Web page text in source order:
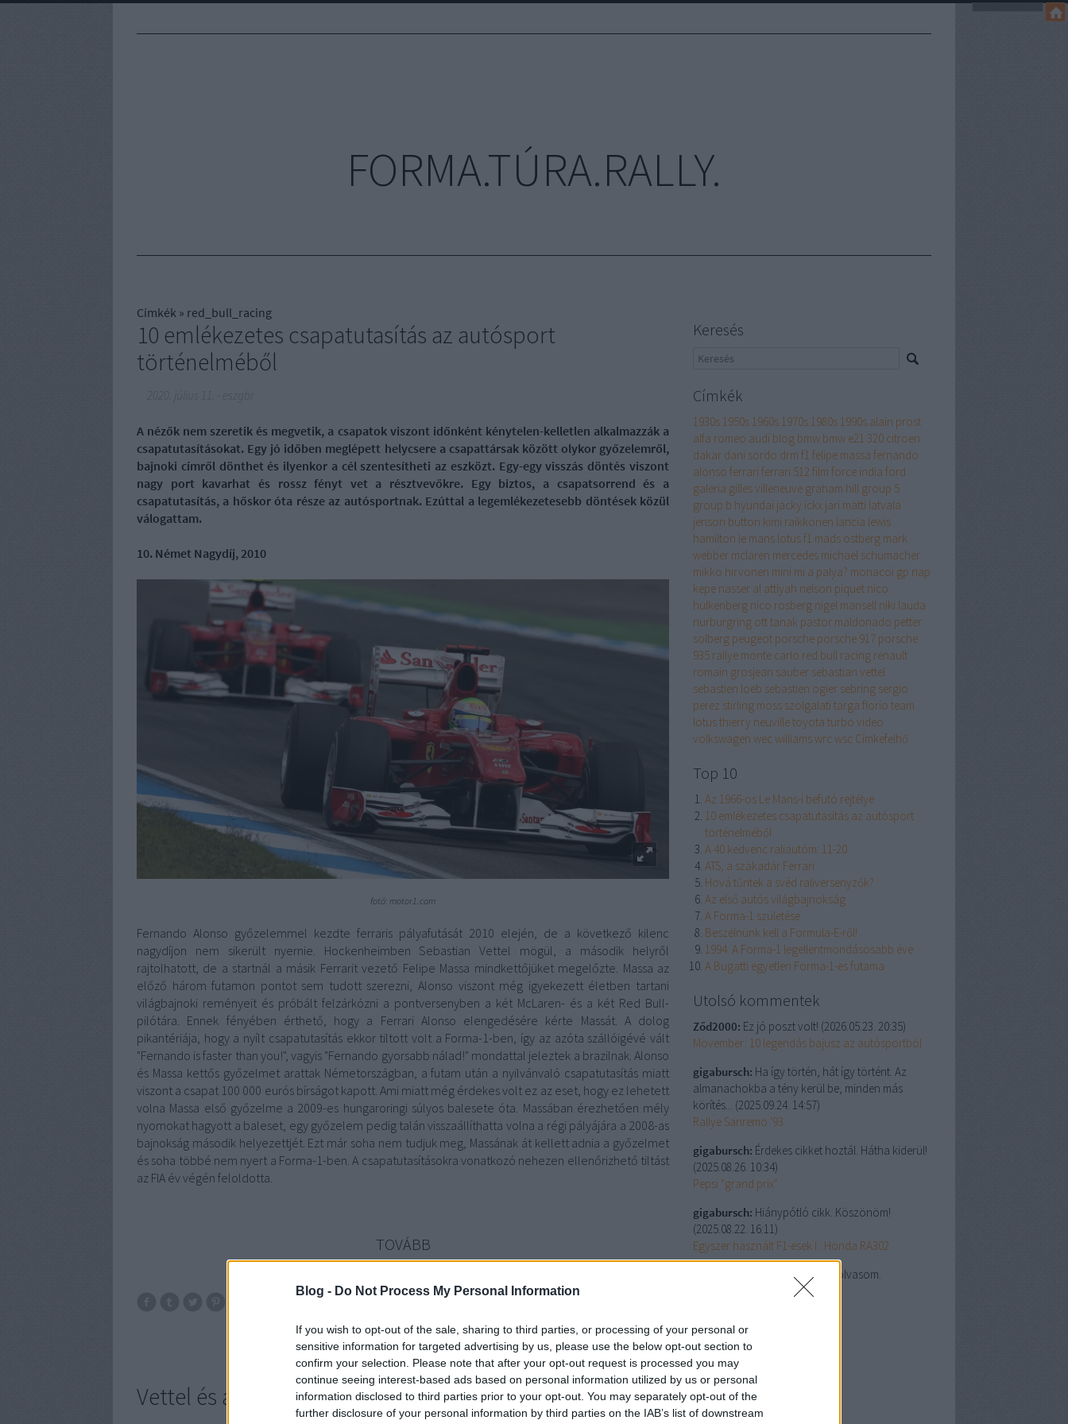
Blog - Do Not Process My Personal Information
If you wish to opt-out of the sale, sharing to third parties, or processing of your personal or
sensitive information for targeted advertising by us, please use the below opt-out section to
confirm your selection. Please note that after your opt-out request is processed you may
continue seeing interest-based ads based on personal information utilized by us or personal
information disclosed to third parties prior to your opt-out. You may separately opt-out of the
further disclosure of your personal information by third parties on the IAB’s list of downstream
FORMA.TÚRA.RALLY.
Címkék » red_bull_racing
10 emlékezetes csapatutasítás az autósport
történelméből
A nézők nem szeretik és megvetik, a csapatok viszont időnként kénytelen-kelletlen alkalmazzák a
csapatutasításokat. Egy jó időben meglépett helycsere a csapattársak között olykor győzelemről,
bajnoki címről dönthet és ilyenkor a cél szentesítheti az eszközt. Egy-egy visszás döntés viszont
nagy port kavarhat és rossz fényt vet a résztvevőkre. Egy biztos, a csapatsorrend és a
csapatutasítás, a hőskor óta része az autósportnak. Ezúttal a legemlékezetesebb döntések közül
válogattam.
10. Német Nagydíj, 2010
fotó: motor1.com
Fernando Alonso győzelemmel kezdte ferraris pályafutását 2010 elején, de a következő kilenc
nagydíjon nem sikerült nyernie. Hockenheimben Sebastian Vettel mögül, a második helyről
rajtolhatott, de a startnál a másik Ferrarit vezető Felipe Massa mindkettőjüket megelőzte. Massa az
előző három futamon pontot sem tudott szerezni, Alonso viszont még igyekezett életben tartani
világbajnoki reményeit és próbált felzárkózni a pontversenyben a két McLaren- és a két Red Bull-
pilótára. Ennek fényében érthető, hogy a Ferrari Alonso elengedésére kérte Massát. A dolog
pikantériája, hogy a nyílt csapatutasítás ekkor tiltott volt a Forma-1-ben, így az azóta szállóigévé vált
"Fernando is faster than you!", vagyis "Fernando gyorsabb nálad!" mondattal jeleztek a brazilnak. Alonso
és Massa kettős győzelmet arattak Németországban, a futam után a nyilvánvaló csapatutasítás miatt
viszont a csapat 100 000 eurós bírságot kapott. Ami miatt még érdekes volt ez az eset, hogy ez lehetett
volna Massa első győzelme a 2009-es hungaroringi súlyos balesete óta. Massában érezhetően mély
nyomokat hagyott a baleset, egy győzelem pedig talán visszaállíthatta volna a régi pályájára a 2008-as
bajnokság második helyezettjét. Ezt már soha nem tudjuk meg, Massának át kellett adnia a győzelmet
és soha többé nem nyert a Forma-1-ben. A csapatutasításokra vonatkozó nehezen ellenőrizhető tiltást
az FIA év végén feloldotta.
TOVÁBB
bull racing
Vettel és a Red Bull is négyszeres világbajnok!
Keresés
Címkék
1930s 1950s 1960s 1970s 1980s 1990s alain prost
alfa romeo audi blog bmw bmw e21 320 citroen
dakar dani sordo drm f1 felipe massa fernando
alonso ferrari ferrari 512 film force india ford
galeria gilles villeneuve graham hill group 5
group b hyundai jacky ickx jari matti latvala
jenson button kimi raikkonen lancia lewis
hamilton le mans lotus f1 mads ostberg mark
webber mclaren mercedes michael schumacher
mikko hirvonen mini mi a palya? monacoi gp nap
kepe nasser al attiyah nelson piquet nico
hulkenberg nico rosberg nigel mansell niki lauda
nurburgring ott tanak pastor maldonado petter
solberg peugeot porsche porsche 917 porsche
935 rallye monte carlo red bull racing renault
romain grosjean sauber sebastian vettel
sebastien loeb sebastien ogier sebring sergio
perez stirling moss szolgalati targa florio team
lotusthierry neuvilletoyota turbo video
volkswagen wec williamswrc wsc Címkefelhő
Top 10
Az 1966-os Le Mans-i befutó rejtélye
10 emlékezetes csapatutasítás az autósport
történelméből
A 40 kedvenc raliautóm: 11-20
ATS, a szakadár Ferrari
Hová tűntek a svéd raliversenyzők?
Az első autós világbajnokság
A Forma-1 születése
Beszélnünk kell a Formula-E-ről!
1994: A Forma-1 legellentmondásosabb éve
A Bugatti egyetlen Forma-1-es futama
Utolsó kommentek
Ződ2000: Ez jó poszt volt! (2026.05.23. 20:35)
Movember: 10 legendás bajusz az autósportból
gigabursch: Ha így történ, hát így történt. Az
almanachokba a tény kerül be, minden más
körítés... (2025.09.24. 14:57)
Rallye Sanremo '93
gigabursch: Érdekes cikket hoztál. Hátha kiderül!
(2025.08.26. 10:34)
Pepsi "grand prix"
gigabursch: Hiánypótló cikk. Köszönöm!
(2025.08.22. 16:11)
Egyszer használt F1-esek I.: Honda RA302
Én csak szívesen olvasom.
Utolsó 20
Archívum
2025 november
2025 október(3